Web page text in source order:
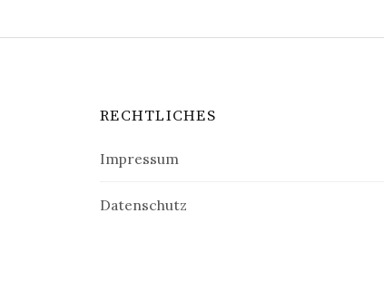
RECHTLICHES
Impressum
Datenschutz